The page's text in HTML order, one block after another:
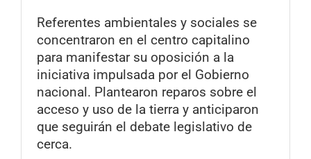
Referentes ambientales y sociales se
concentraron en el centro capitalino
para manifestar su oposición a la
iniciativa impulsada por el Gobierno
nacional. Plantearon reparos sobre el
acceso y uso de la tierra y anticiparon
que seguirán el debate legislativo de
cerca.